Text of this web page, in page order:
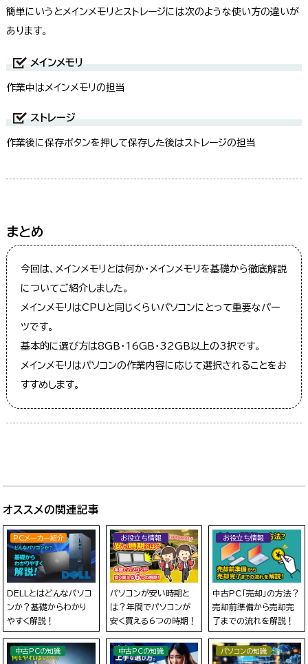
簡単にいうとメインメモリとストレージには次のような使い方の違いが
あります。
メインメモリ
作業中はメインメモリの担当
ストレージ
作業後に保存ボタンを押して保存した後はストレージの担当
まとめ
今回は、メインメモリとは何か・メインメモリを基礎から徹底解説
についてご紹介しました。
メインメモリはCPUと同じくらいパソコンにとって重要なパー
ツです。
基本的に選び方は8GB・16GB・32GB以上の3択です。
メインメモリはパソコンの作業内容に応じて選択されることをお
すすめします。
オススメの関連記事
PCメーカー紹介
DELLとはどんなパソコ
ンか？基礎からわかり
やすく解説！
お役立ち情報
パソコンが安い時期と
は？年間でパソコンが
安く買える6つの時期！
お役立ち情報
中古PC「売却」の方法？
売却前準備から売却完
了までの流れを解説！
中古PCの知識 中古PCの知識 パソコンの知識